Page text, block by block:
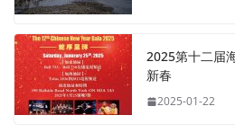
2025第十二届
新春
2025-01-22